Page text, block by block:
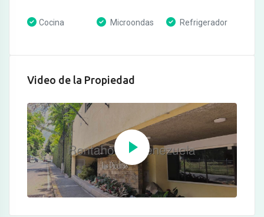
Cocina Microondas Refrigerador
Video de la Propiedad